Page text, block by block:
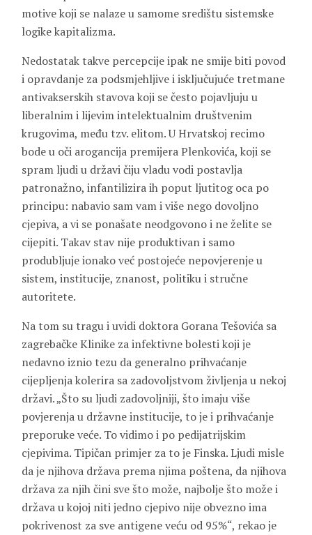
motive koji se nalaze u samome središtu sistemske
logike kapitalizma.
Nedostatak takve percepcije ipak ne smije biti povod
i opravdanje za podsmjehljive i isključujuće tretmane
antivakserskih stavova koji se često pojavljuju u
liberalnim i lijevim intelektualnim društvenim
krugovima, među tzv. elitom. U Hrvatskoj recimo
bode u oči arogancija premijera Plenkovića, koji se
spram ljudi u državi čiju vladu vodi postavlja
patronažno, infantilizira ih poput ljutitog oca po
principu: nabavio sam vam i više nego dovoljno
cjepiva, a vi se ponašate neodgovono i ne želite se
cijepiti. Takav stav nije produktivan i samo
produbljuje ionako već postojeće nepovjerenje u
sistem, institucije, znanost, politiku i stručne
autoritete.
Na tom su tragu i uvidi doktora Gorana Tešovića sa
zagrebačke Klinike za infektivne bolesti koji je
nedavno iznio tezu da generalno prihvaćanje
cijepljenja kolerira sa zadovoljstvom življenja u nekoj
državi. „Što su ljudi zadovoljniji, što imaju više
povjerenja u državne institucije, to je i prihvaćanje
preporuke veće. To vidimo i po pedijatrijskim
cjepivima. Tipičan primjer za to je Finska. Ljudi misle
da je njihova država prema njima poštena, da njihova
država za njih čini sve što može, najbolje što može i
država u kojoj niti jedno cjepivo nije obvezno ima
pokrivenost za sve antigene veću od 95%“, rekao je